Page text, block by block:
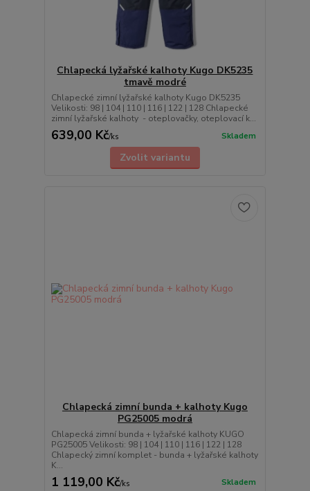
Chlapecká lyžařské kalhoty Kugo DK5235
tmavě modré
Chlapecké zimní lyžařské kalhoty Kugo DK5235
Velikosti: 98 | 104 | 110 | 116 | 122 | 128 Chlapecké
zimní lyžařské kalhoty - oteplovačky, oteplovací k...
639,00 Kč/ks Skladem
Zvolit variantu
Chlapecká zimní bunda + kalhoty Kugo
PG25005 modrá
Chlapecká zimní bunda + lyžařské kalhoty KUGO
PG25005 Velikosti: 98 | 104 | 110 | 116 | 122 | 128
Chlapecký zimní komplet - bunda + lyžařské kalhoty
K...
1 119,00 Kč/ks Skladem